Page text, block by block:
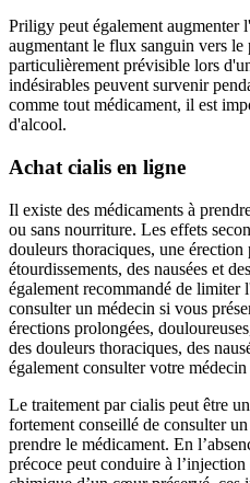
Priligy peut également augmenter
augmentant le flux sanguin vers le
particulièrement prévisible lors
indésirables peuvent survenir
comme tout médicament, il est
d'alcool.
Achat cialis en ligne
Il existe des médicaments à
ou sans nourriture. Les effets
douleurs thoraciques, une
étourdissements, des nausées et
également recommandé de limiter
consulter un médecin si vous
érections prolongées,
des douleurs thoraciques, des
également consulter votre
Le traitement par cialis peut être
fortement conseillé de consulter
prendre le médicament. En
précoce peut conduire à